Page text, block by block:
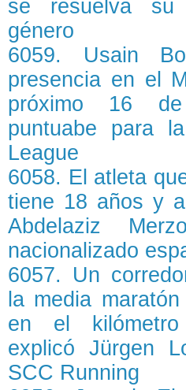
se resuelva su
género
6059. Usain
presencia en el
próximo 16
puntuabe para
League
6058. El atleta
tiene 18 años y
Abdelaziz
nacionalizado
6057. Un
la media
en el
explicó Jürgen
SCC Running